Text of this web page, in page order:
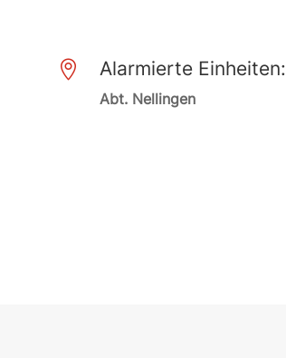
 Alarmierte Einheiten:
Abt. Nellingen